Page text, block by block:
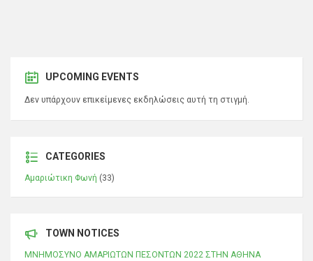
UPCOMING EVENTS
Δεν υπάρχουν επικείμενες εκδηλώσεις αυτή τη στιγμή.
CATEGORIES
Αμαριώτικη Φωνή (33)
TOWN NOTICES
ΜΝΗΜΟΣΥΝΟ ΑΜΑΡΙΩΤΩΝ ΠΕΣΟΝΤΩΝ 2022 ΣΤΗΝ ΑΘΗΝΑ